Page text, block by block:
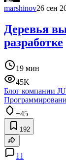
marshinov26 сен
Деревья
разработке
19 мин
45K
Блог компании
+45
192
11